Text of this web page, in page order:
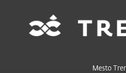
Mesto